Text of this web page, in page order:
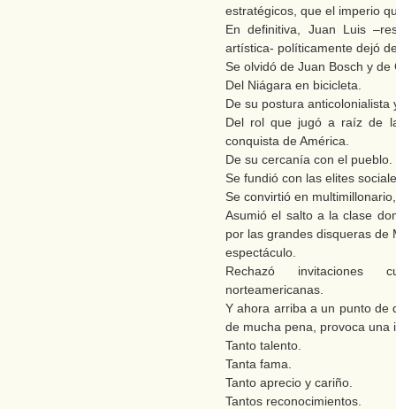
estratégicos, que el imperio
En definitiva, Juan Luis
artística- políticamente dejó
Se olvidó de Juan Bosch y de
Del Niágara en bicicleta.
De su postura
Del rol que jugó a raíz de
conquista de América.
De su cercanía con el pueblo.
Se fundió con las elites
Se convirtió en
Asumió el salto a la clase
por las grandes disqueras de
espectáculo.
Rechazó invitaciones
norteamericanas.
Y ahora arriba a un punto de
de mucha pena, provoca una
Tanto talento.
Tanta fama.
Tanto aprecio y cariño.
Tantos reconocimientos.